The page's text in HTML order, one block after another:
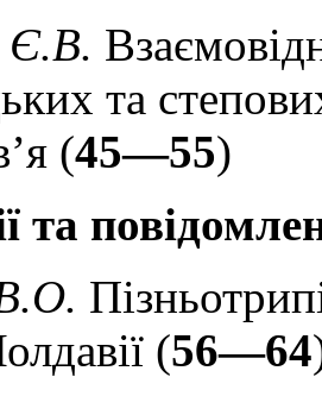
Є.В.
та
(45—55)
та
(56—64